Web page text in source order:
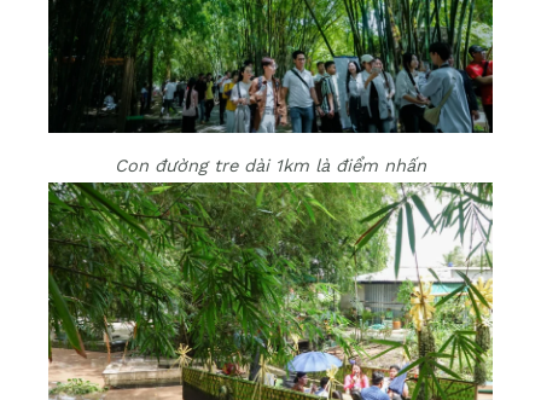
Con đường tre dài 1km là điểm nhấn